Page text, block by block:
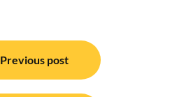
Previous post